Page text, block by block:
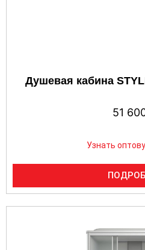
Душевая кабина
51
Узнать